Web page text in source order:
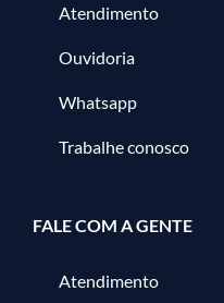
Atendimento
Ouvidoria
Whatsapp
Trabalhe conosco
FALE COM A GENTE
Atendimento